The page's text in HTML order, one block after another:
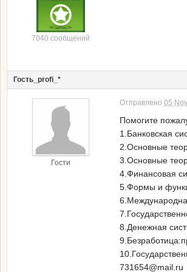
7040 сообщений
Гость_profi_*
Гости
Отправлено 05
Помогите
1.Банковская
2.Основные
3.Основные
4.Финансовая
5.Формы и
8.Денежная
731654@mail.ru